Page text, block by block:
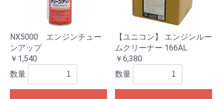
NX5000 エンジンチュー
ンアップ
￥1,540
数量
【ユニコン】 エンジンルー
ムクリーナー 166AL
￥6,380
数量